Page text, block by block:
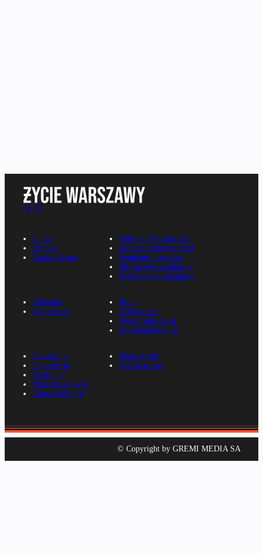
O nas
Kontakt
Napisz do nas
Polityka Prywatności
Zmiana ustawień zgód
Regulamin serwisu
Informacje o nadawcy
Deklaracja dostępności
Reklama
Ogłoszenia
Rp.pl
Parkiet.com
Wiescirolnicze.pl
Konferencje.rp.pl
E-kiosk.pl
E-gazety.pl
Nexto.pl
Mała księgowość
Kancelarierp.pl
Mapa strony
Kalendarium
© Copyright by GREMI MEDIA SA